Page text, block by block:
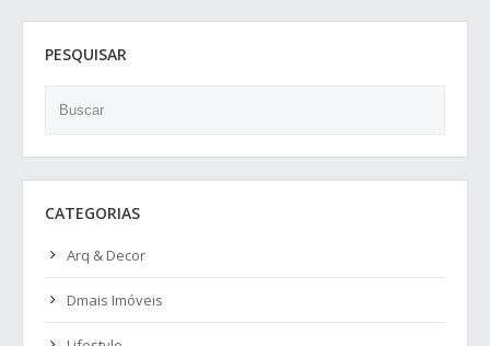
PESQUISAR
CATEGORIAS
Arq & Decor
Dmais Imóveis